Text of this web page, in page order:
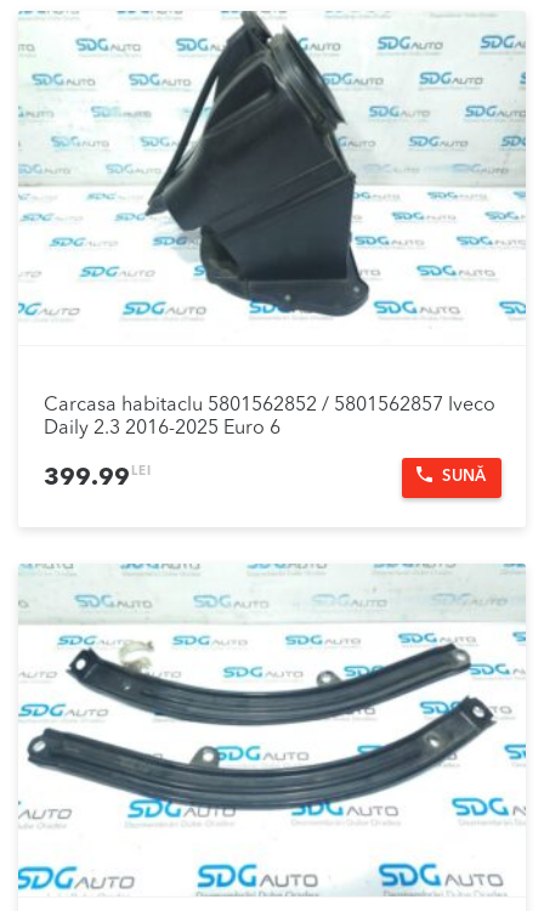
Carcasa habitaclu 5801562852 / 5801562857 Iveco
Daily 2.3 2016-2025 Euro 6
399.99 LEI SUNĂ